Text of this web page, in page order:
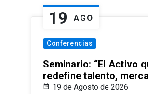
19 AGO
Conferencias
Seminario: “El Activo
redefine talento,
19 de Agosto de 2026